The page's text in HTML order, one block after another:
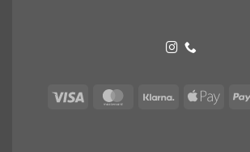
Visa MasterCardKlarna
Apple